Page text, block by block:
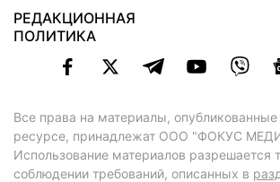
РЕДАКЦИОННАЯ
ПОЛИТИКА
Все права на материалы,
ресурсе, принадлежат ООО "ФОКУС
Использование материалов разрешается
соблюдении требований, описанных в